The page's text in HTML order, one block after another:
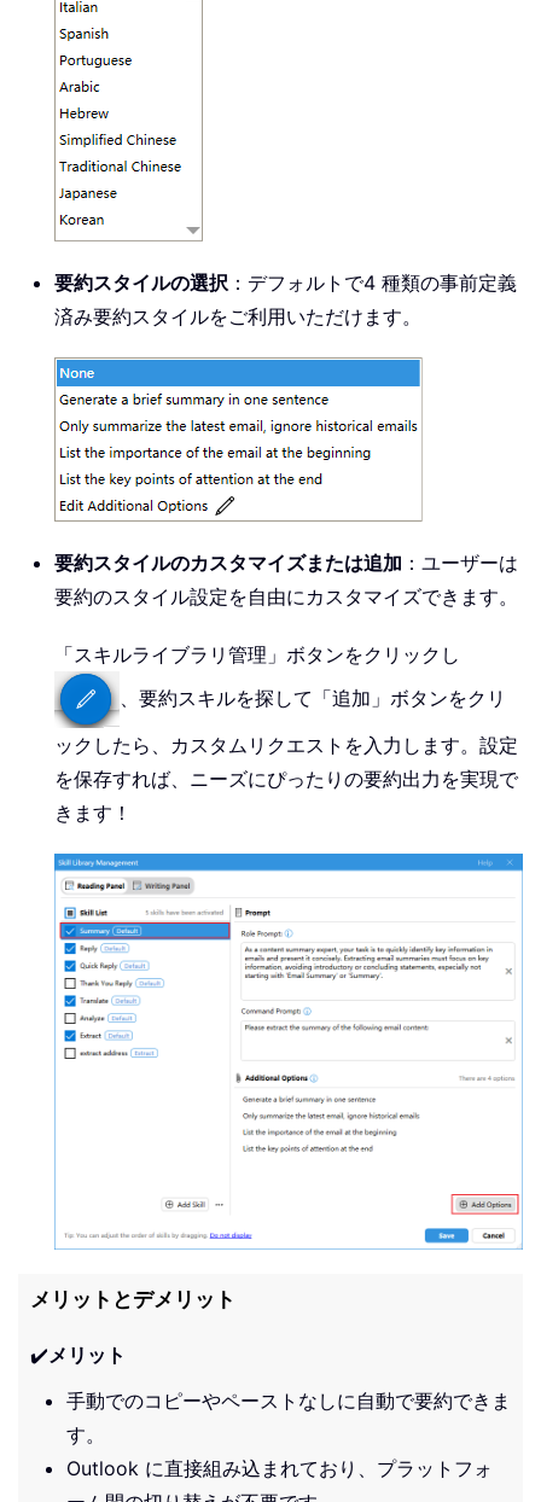
要約スタイルの選択 ：デフォルトで4 種類の事前定義
済み要約スタイルをご利用いただけます。
要約スタイルのカスタマイズまたは追加 ：ユーザーは
要約のスタイル設定を自由にカスタマイズできます。
「スキルライブラリ管理」ボタンをクリックし
、要約スキルを探して「追加」ボタンをクリ
ックしたら、カスタムリクエストを入力します。設定
を保存すれば、ニーズにぴったりの要約出力を実現で
きます！
メリットとデメリット
✔️ メリット
手動でのコピーやペーストなしに自動で要約できま
す。
Outlook に直接組み込まれており、プラットフォ